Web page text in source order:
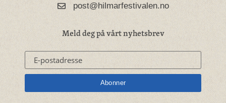
post@hilmarfestivalen.no
Meld deg på vårt nyhetsbrev